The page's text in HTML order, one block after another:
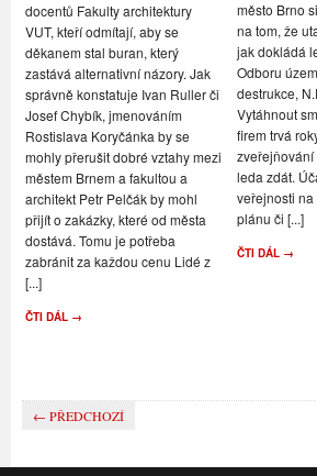
docentů Fakulty architektury
VUT, kteří odmítají, aby se
děkanem stal buran, který
zastává alternativní názory. Jak
správně konstatuje Ivan Ruller či
Josef Chybík, jmenováním
Rostislava Koryčánka by se
mohly přerušit dobré vztahy mezi
městem Brnem a fakultou a
architekt Petr Pelčák by mohl
přijít o zakázky, které od města
dostává. Tomu je potřeba
zabránit za každou cenu Lidé z
[...]
ČTI DÁL →
město Brno
na tom, že
jak dokládá
Odboru
destrukce,
Vytáhnout
firem trvá
leda zdát.
veřejnosti
plánu či [...]
ČTI DÁL →
← PŘEDCHOZÍ